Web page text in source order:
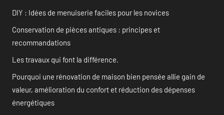
DIY : Idées de menuiserie faciles pour les novices
Conservation de pièces antiques : principes et
recommandations
Les travaux qui font la différence.
Pourquoi une rénovation de maison bien pensée allie gain de
valeur, amélioration du confort et réduction des dépenses
énergétiques